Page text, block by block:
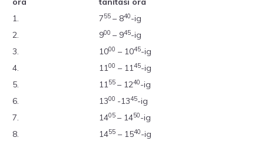
1.
755 – 840-ig
2.
900 – 945-ig
3.
1000 – 1045-ig
4.
1100 – 1145-ig
5.
1155 – 1240-ig
6.
1300 -1345-ig
7.
1405 – 1450-ig
8.
1455 – 1540-ig